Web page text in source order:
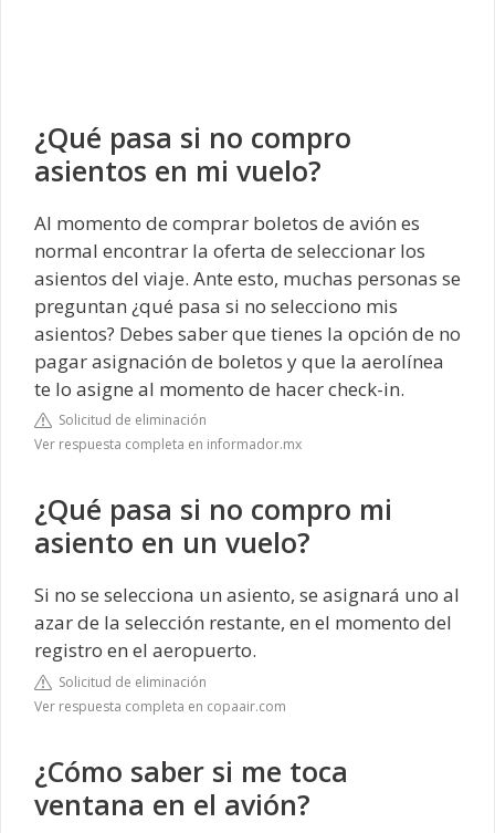
¿Qué pasa si no compro
asientos en mi vuelo?
Al momento de comprar boletos de avión es
normal encontrar la oferta de seleccionar los
asientos del viaje. Ante esto, muchas personas se
preguntan ¿qué pasa si no selecciono mis
asientos? Debes saber que tienes la opción de no
pagar asignación de boletos y que la aerolínea
te lo asigne al momento de hacer check-in.
Solicitud de eliminación
Ver respuesta completa en informador.mx
¿Qué pasa si no compro mi
asiento en un vuelo?
Si no se selecciona un asiento, se asignará uno al
azar de la selección restante, en el momento del
registro en el aeropuerto.
Solicitud de eliminación
Ver respuesta completa en copaair.com
¿Cómo saber si me toca
ventana en el avión?